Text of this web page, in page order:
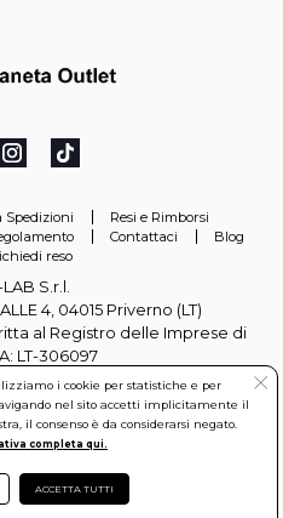
Spedizioni
Resi e Rimborsi
Contattaci
Blog
reso
S.r.l.
4, 04015 Priverno (LT)
al Registro delle Imprese di
LT-306097
i cookie per statistiche e per
nel sito accetti implicitamente il
il consenso è da considerarsi negato.
completa qui.
ACCETTA TUTTI